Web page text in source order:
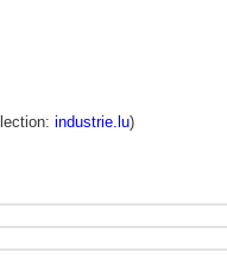
industrie.lu)